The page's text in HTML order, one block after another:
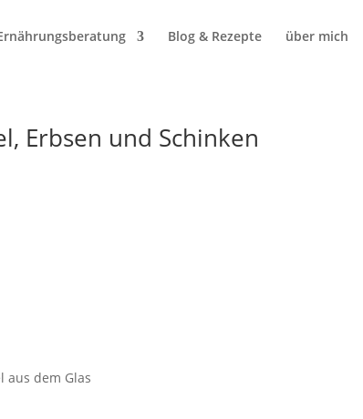
Blog & Rezepte über mich
Erbsen und Schinken
aus dem Glas